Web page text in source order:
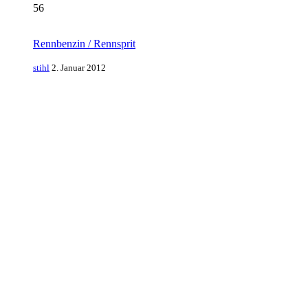
56
Rennbenzin / Rennsprit
stihl 2. Januar 2012